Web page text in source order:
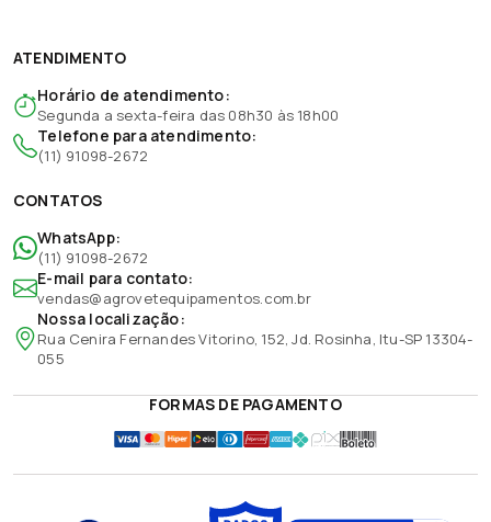
ATENDIMENTO
Horário de atendimento:
Segunda a sexta-feira das 08h30 às 18h00
Telefone para atendimento:
(11) 91098-2672
CONTATOS
WhatsApp:
(11) 91098-2672
E-mail para contato:
vendas@agrovetequipamentos.com.br
Nossa localização:
Rua Cenira Fernandes Vitorino, 152, Jd. Rosinha, Itu-SP 13304-
055
FORMAS DE PAGAMENTO